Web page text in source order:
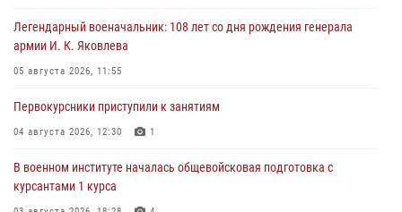
Легендарный военачальник: 108 лет со дня рождения генерала
армии И. К. Яковлева
05 августа 2026, 11:55
Первокурсники приступили к занятиям
04 августа 2026, 12:30 1
В военном институте началась общевойсковая подготовка с
курсантами 1 курса